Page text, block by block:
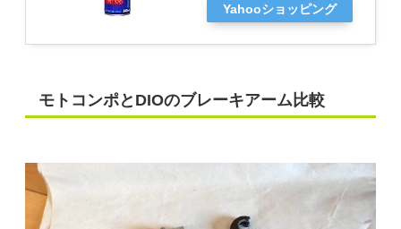
Yahooショッピング
モトコンポとDIOのブレーキアーム比較